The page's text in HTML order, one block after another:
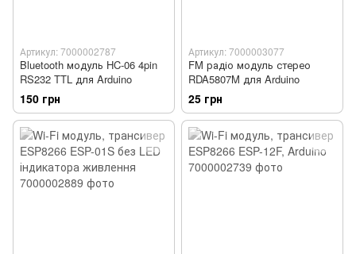
Артикул: 7000002787
Bluetooth модуль HC-06 4pin
RS232 TTL для Arduino
150 грн
Артикул: 7000003077
FM радіо модуль стерео
RDA5807M для Arduino
25 грн